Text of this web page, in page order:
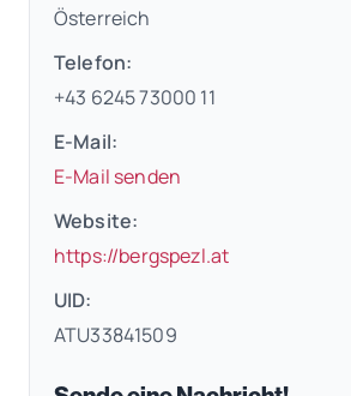
Österreich
Telefon:
+43 6245 73000 11
E-Mail:
E-Mail senden
Website:
https://bergspezl.at(öffnet in
UID:
ATU33841509